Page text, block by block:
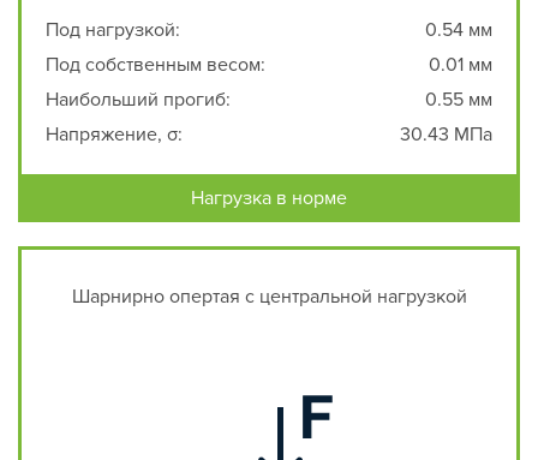
Под нагрузкой:
0.54 мм
Под собственным весом:
0.01 мм
Наибольший прогиб:
0.55 мм
Напряжение, σ:
30.43 МПа
Нагрузка в норме
Шарнирно опертая с центральной нагрузкой